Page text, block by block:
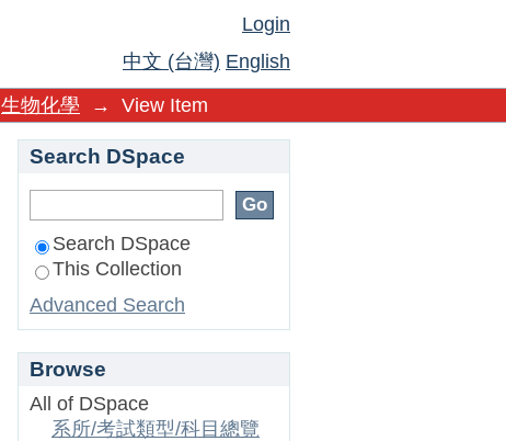
Login
中文 (台灣) English
生物化學 → View Item
Search DSpace
Search DSpace
This Collection
Advanced Search
Browse
All of DSpace
系所/考試類型/科目總覽